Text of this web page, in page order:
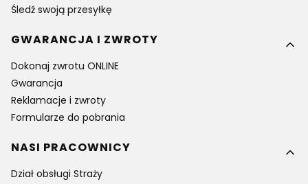
Śledź swoją przesyłkę
GWARANCJA I ZWROTY
Dokonaj zwrotu ONLINE
Gwarancja
Reklamacje i zwroty
Formularze do pobrania
NASI PRACOWNICY
Dział obsługi Straży